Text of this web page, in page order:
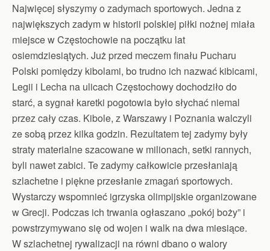
Najwięcej słyszymy o zadymach sportowych. Jedna z
największych zadym w historii polskiej piłki nożnej miała
miejsce w Częstochowie na początku lat
osiemdziesiątych. Już przed meczem finału Pucharu
Polski pomiędzy kibolami, bo trudno ich nazwać kibicami,
Legii i Lecha na ulicach Częstochowy dochodziło do
starć, a sygnał karetki pogotowia było słychać niemal
przez cały czas. Kibole, z Warszawy i Poznania walczyli
ze sobą przez kilka godzin. Rezultatem tej zadymy były
straty materialne szacowane w milionach, setki rannych,
byli nawet zabici. Te zadymy całkowicie przesłaniają
szlachetne i piękne przesłanie zmagań sportowych.
Wystarczy wspomnieć igrzyska olimpijskie organizowane
w Grecji. Podczas ich trwania ogłaszano „pokój boży” i
powstrzymywano się od wojen i walk na dwa miesiące.
W szlachetnej rywalizacji na równi dbano o walory